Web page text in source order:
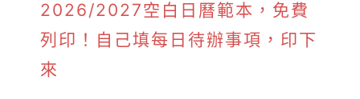
2026/2027空白日曆範本，免費
列印！自己填每日待辦事項，印下
來